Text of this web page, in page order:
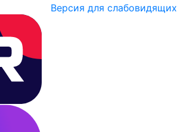
Версия для слабовидящих